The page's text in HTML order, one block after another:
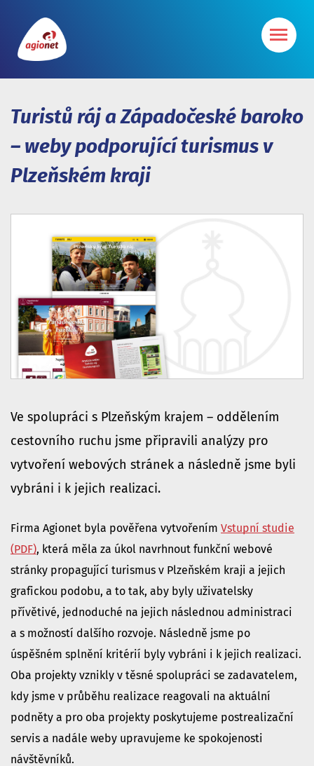
Turistů ráj a Západočeské baroko
– weby podporující turismus v
Plzeňském kraji
Ve spolupráci s Plzeňským krajem – oddělením
cestovního ruchu jsme připravili analýzy pro
vytvoření webových stránek a následně jsme byli
vybráni i k jejich realizaci.
Firma Agionet byla pověřena vytvořením Vstupní studie
(PDF), která měla za úkol navrhnout funkční webové
stránky propagující turismus v Plzeňském kraji a jejich
grafickou podobu, a to tak, aby byly uživatelsky
přívětivé, jednoduché na jejich následnou administraci
a s možností dalšího rozvoje. Následně jsme po
úspěšném splnění kritérií byly vybráni i k jejich realizaci.
Oba projekty vznikly v těsné spolupráci se zadavatelem,
kdy jsme v průběhu realizace reagovali na aktuální
podněty a pro oba projekty poskytujeme postrealizační
servis a nadále weby upravujeme ke spokojenosti
návštěvníků.